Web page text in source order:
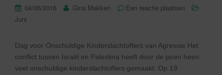
04/06/2016 Gina Makken
Een reactie plaatsen
Juni
Dag voor Onschuldige Kinderslachtoffers van Agressie Het
conflict tussen Israël en Palestina heeft door de jaren heen
veel onschuldige kinderslachtoffers gemaakt. Op 19